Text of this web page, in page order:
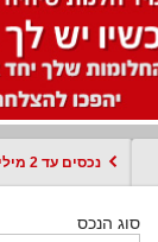
נכסים עד 2 מיליון ש”ח
סוג הנכס
סוג הנכס
סוג הנכס
סוג עסקה
סוג הנכס
טקסט חופשי